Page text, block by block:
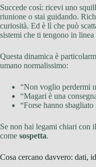
Succede così: ricevi uno
riunione o stai guidando.
curiosità. Ed è lì che può
sistemi che ti tengono in
Questa dinamica è
umano normalissimo:
“Non voglio perdermi
“Magari è una
“Forse hanno sbagliato
Se non hai legami chiari con
come sospetta.
Cosa cercano davvero: dati,